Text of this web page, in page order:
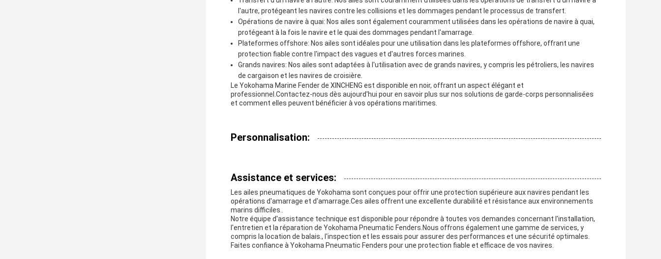
l'autre, protégeant les navires contre les collisions et les dommages pendant le processus de transfert.
Opérations de navire à quai: Nos ailes sont également couramment utilisées dans les opérations de navire à quai,
protégeant à la fois le navire et le quai des dommages pendant l'amarrage.
Plateformes offshore: Nos ailes sont idéales pour une utilisation dans les plateformes offshore, offrant une
protection fiable contre l'impact des vagues et d'autres forces marines.
Grands navires: Nos ailes sont adaptées à l'utilisation avec de grands navires, y compris les pétroliers, les navires
de cargaison et les navires de croisière.
Le Yokohama Marine Fender de XINCHENG est disponible en noir, offrant un aspect élégant et
professionnel.Contactez-nous dès aujourd'hui pour en savoir plus sur nos solutions de garde-corps personnalisées
et comment elles peuvent bénéficier à vos opérations maritimes.
Personnalisation:
Assistance et services:
Les ailes pneumatiques de Yokohama sont conçues pour offrir une protection supérieure aux navires pendant les
opérations d'amarrage et d'amarrage.Ces ailes offrent une excellente durabilité et résistance aux environnements
marins difficiles..
Notre équipe d'assistance technique est disponible pour répondre à toutes vos demandes concernant l'installation,
l'entretien et la réparation de Yokohama Pneumatic Fenders.Nous offrons également une gamme de services, y
compris la location de balais., l'inspection et les essais pour assurer des performances et une sécurité optimales.
Faites confiance à Yokohama Pneumatic Fenders pour une protection fiable et efficace de vos navires.